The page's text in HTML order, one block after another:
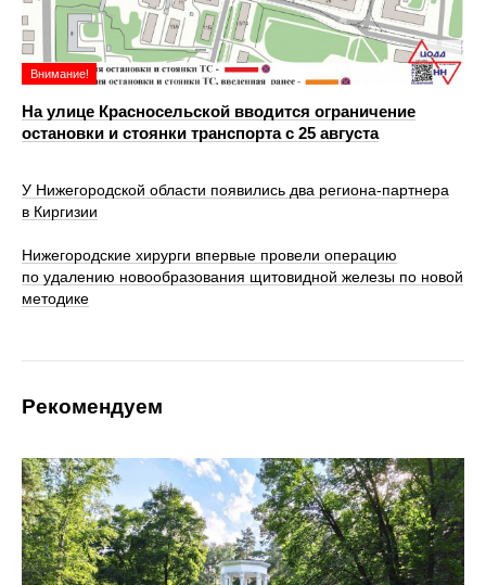
Внимание!
На улице Красносельской вводится ограничение
остановки и стоянки транспорта с 25 августа
У Нижегородской области появились два региона-партнера
в Киргизии
Нижегородские хирурги впервые провели операцию
по удалению новообразования щитовидной железы по новой
методике
Рекомендуем